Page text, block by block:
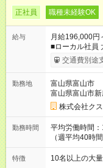
正社員 職種未経験OK
給与
月給196,000円
■ローカル社員
以上／月給196，000円
富山県、福井
録販売者資格
にも同額を支
規定に従い額が変動 【試用期間】試用期間なし
＝＝＝＝＝＝
容に応じて給
年収がUPする
交通費別途
勤務地
富山県富山市
富山県富山市
株式会社ク
勤務時間
平均労働時間
（週平均40時
＜店舗の基本
なります。 ＜シフト例＞ 早番：8時00分～17時00分 中番：11
特徴 10名以上の大